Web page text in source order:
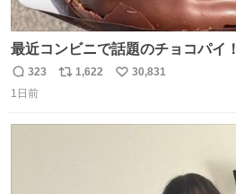
最近コンビニで話題のチョコパイ！
返
信
323
リ
1,622
い
30,831
1日前